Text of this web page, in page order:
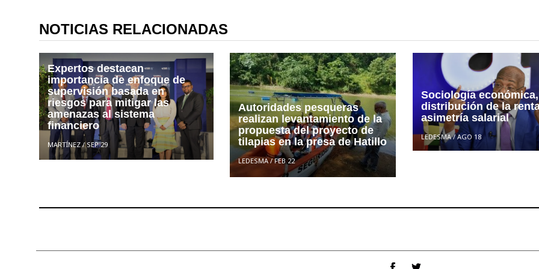
NOTICIAS RELACIONADAS
Expertos destacan
importancia de enfoque de
supervisión basada en
riesgos para mitigar las
amenazas al sistema
financiero
MARTÍNEZ/SEP 29
Autoridades pesqueras
realizan levantamiento de la
propuesta del proyecto de
tilapias en la presa de Hatillo
LEDESMA/FEB 22
Sociología económica,
distribución de la
asimetría salarial
LEDESMA/AGO 18